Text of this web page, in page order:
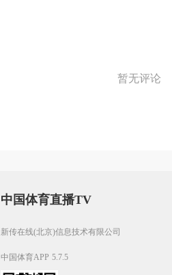
暂无评论
中国体育直播TV
新传在线(北京)信息技术有限公司
中国体育APP 5.7.5